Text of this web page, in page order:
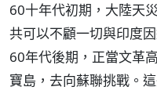
60十年代初期，大陸天
共可以不顧一切與印度
60年代後期，正當文革
寶島，去向蘇聯挑戰。